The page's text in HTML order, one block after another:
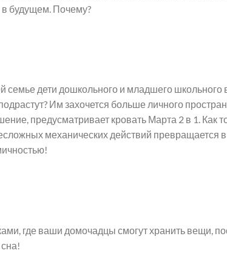
в будущем. Почему?
дети дошкольного и младшего школьного
Им захочется больше личного
предусматривает кровать Марта 2 в 1. Как
механических действий
где ваши домочадцы смогут хранить вещи,